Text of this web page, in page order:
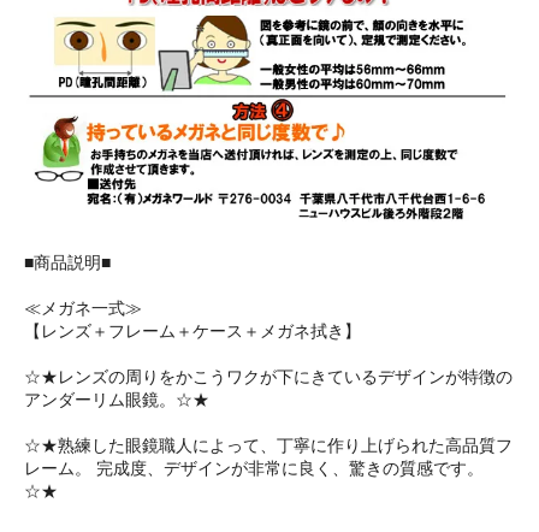
■商品説明■
≪メガネ一式≫
【レンズ＋フレーム＋ケース＋メガネ拭き】
☆★レンズの周りをかこうワクが下にきているデザインが特徴の
アンダーリム眼鏡。☆★
☆★熟練した眼鏡職人によって、丁寧に作り上げられた高品質フ
レーム。 完成度、デザインが非常に良く、驚きの質感です。
☆★